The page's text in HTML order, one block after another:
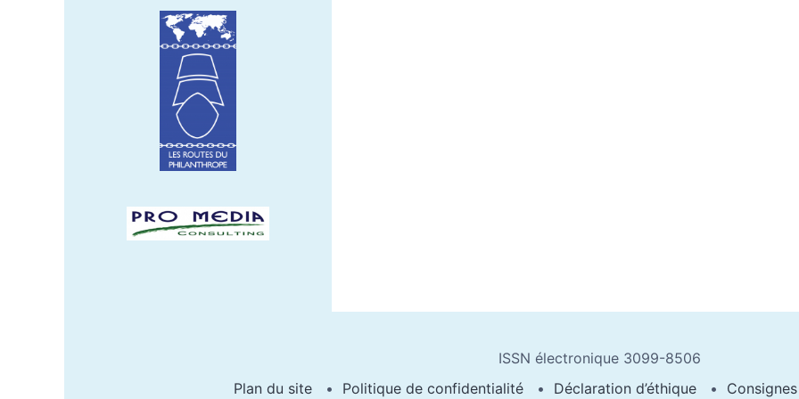
ISSN électronique 3099-8506
Plan du site
Politique de confidentialité Déclaration d’éthique